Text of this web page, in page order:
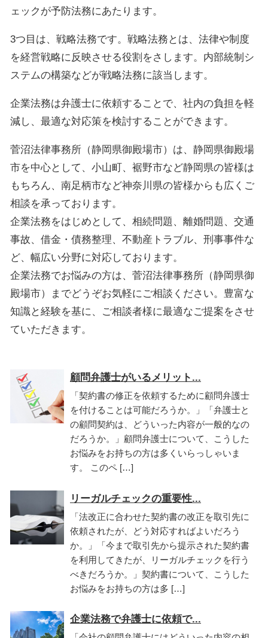
ェックが予防法務にあたります。
3つ目は、戦略法務です。戦略法務とは、法律や制度
を経営戦略に反映させる役割をさします。内部統制シ
ステムの構築などが戦略法務に該当します。
企業法務は弁護士に依頼することで、社内の負担を軽
減し、最適な対応策を検討することができます。
菅沼法律事務所（静岡県御殿場市）は、静岡県御殿場
市を中心として、小山町、裾野市など静岡県の皆様は
もちろん、南足柄市など神奈川県の皆様からも広くご
相談を承っております。
企業法務をはじめとして、相続問題、離婚問題、交通
事故、借金・債務整理、不動産トラブル、刑事事件な
ど、幅広い分野に対応しております。
企業法務でお悩みの方は、菅沼法律事務所（静岡県御
殿場市）までどうぞお気軽にご相談ください。豊富な
知識と経験を基に、ご相談者様に最適なご提案をさせ
ていただきます。
顧問弁護士がいるメリット...
「契約書の修正を依頼するために顧問弁護士
を付けることは可能だろうか。」「弁護士と
の顧問契約は、どういった内容が一般的なの
だろうか。」顧問弁護士について、こうした
お悩みをお持ちの方は多くいらっしゃいま
す。 このペ […]
リーガルチェックの重要性...
「法改正に合わせた契約書の改正を取引先に
依頼されたが、どう対応すればよいだろう
か。」「今まで取引先から提示された契約書
を利用してきたが、リーガルチェックを行う
べきだろうか。」契約書について、こうした
お悩みをお持ちの方は多 […]
企業法務で弁護士に依頼で...